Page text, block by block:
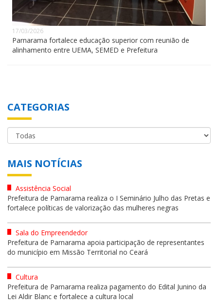
17/03/2026
Parnarama fortalece educação superior com reunião de
alinhamento entre UEMA, SEMED e Prefeitura
CATEGORIAS
MAIS NOTÍCIAS
Assistência Social
Prefeitura de Parnarama realiza o I Seminário Julho das Pretas e
fortalece políticas de valorização das mulheres negras
Sala do Empreendedor
Prefeitura de Parnarama apoia participação de representantes
do município em Missão Territorial no Ceará
Cultura
Prefeitura de Parnarama realiza pagamento do Edital Junino da
Lei Aldir Blanc e fortalece a cultura local